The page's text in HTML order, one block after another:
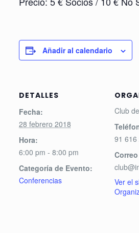
Añadir al calendario
DETALLES
Fecha:
28 febrero 2018
Hora:
6:00 pm - 8:00 pm
Categoría de Evento:
Conferencias
Club
91 616
Ver el